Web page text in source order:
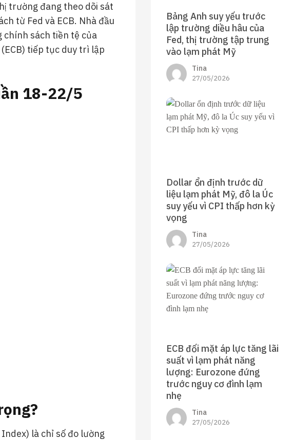
trường đang theo dõi sát
từ Fed và ECB. Nhà đầu
chính sách tiền tệ của
tiếp tục duy trì lập
18-22/5
là chỉ số đo lường
Bảng Anh suy yếu trước
lập trường diều hâu của
Fed, thị trường tập trung
vào lạm phát Mỹ
Tina
27/05/2026
Dollar ổn định trước dữ
liệu lạm phát Mỹ, đô la Úc
suy yếu vì CPI thấp hơn kỳ
vọng
Tina
27/05/2026
ECB đối mặt áp lực tăng lãi
suất vì lạm phát năng
lượng: Eurozone đứng
trước nguy cơ đình lạm
nhẹ
Tina
27/05/2026